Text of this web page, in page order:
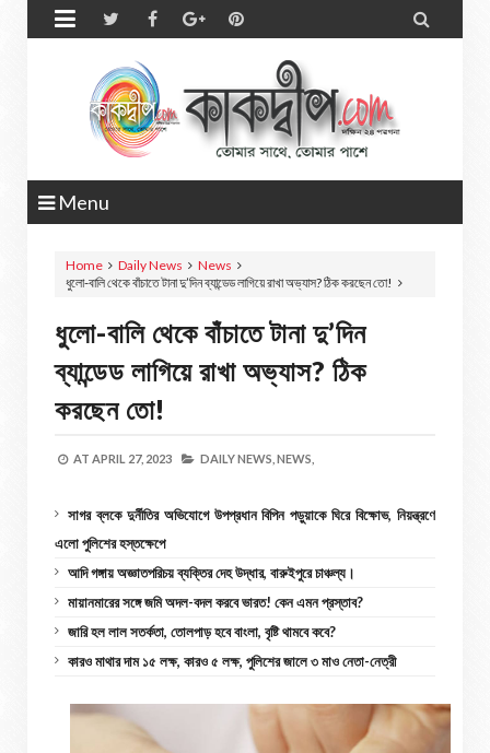
 
Menu
Home Daily News
News
ধুলো-বালি থেকে বাঁচাতে টানা দু’দিন ব্যান্ডেড লাগিয়ে রাখা অভ্যাস? ঠিক করছেন তো!
ধুলো-বালি থেকে বাঁচাতে টানা দু’দিন
ব্যান্ডেড লাগিয়ে রাখা অভ্যাস? ঠিক
করছেন তো!
AT APRIL 27, 2023 DAILY NEWS, NEWS,
সাগর ব্লকে দুর্নীতির অভিযোগে উপপ্রধান বিপিন পড়ুয়াকে ঘিরে বিক্ষোভ, নিয়ন্ত্রণে
এলো পুলিশের হস্তক্ষেপে
আদি গঙ্গায় অজ্ঞাতপরিচয় ব্যক্তির দেহ উদ্ধার, বারুইপুরে চাঞ্চল্য।
মায়ানমারের সঙ্গে জমি অদল-বদল করবে ভারত! কেন এমন প্রস্তাব?
জারি হল লাল সতর্কতা, তোলপাড় হবে বাংলা, বৃষ্টি থামবে কবে?
কারও মাথার দাম ১৫ লক্ষ, কারও ৫ লক্ষ, পুলিশের জালে ৩ মাও নেতা-নেত্রী